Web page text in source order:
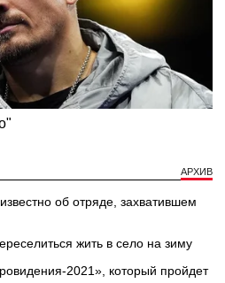
АРХИВ
об отряде, захватившем
жить в село на зиму
2021», который пройдет